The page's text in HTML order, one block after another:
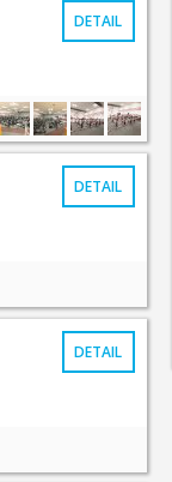
DETAIL
DETAIL
DETAIL